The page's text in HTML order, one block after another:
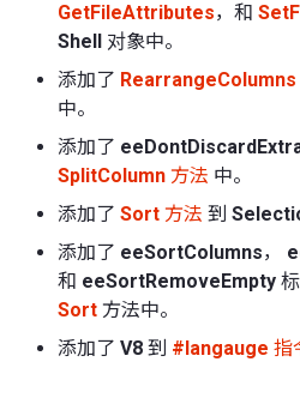
GetFileAttributes，和
Shell 对象中。
添加了 RearrangeColumns
中。
添加了
SplitColumn 方法 中。
添加了 Sort 方法 到
添加了 eeSortColumns，
和 eeSortRemoveEmpty
Sort 方法中。
添加了 V8 到 #langauge 指